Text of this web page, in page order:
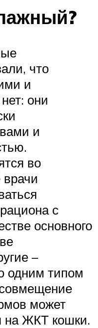
что
и
они
и
во
с
основного
–
одним типом
может
на ЖКТ кошки.